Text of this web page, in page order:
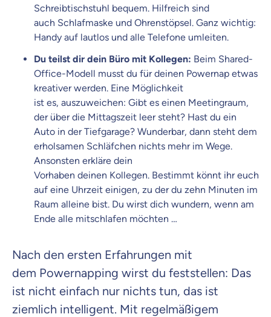
Schreibtischstuhl bequem. Hilfreich sind
auch Schlafmaske und Ohrenstöpsel. Ganz wichtig:
Handy auf lautlos und alle Telefone umleiten.
Du teilst dir dein Büro mit Kollegen: Beim Shared-
Office-Modell musst du für deinen Powernap etwas
kreativer werden. Eine Möglichkeit
ist es, auszuweichen: Gibt es einen Meetingraum,
der über die Mittagszeit leer steht? Hast du ein
Auto in der Tiefgarage? Wunderbar, dann steht dem
erholsamen Schläfchen nichts mehr im Wege.
Ansonsten erkläre dein
Vorhaben deinen Kollegen. Bestimmt könnt ihr euch
auf eine Uhrzeit einigen, zu der du zehn Minuten im
Raum alleine bist. Du wirst dich wundern, wenn am
Ende alle mitschlafen möchten …
Nach den ersten Erfahrungen mit
dem Powernapping wirst du feststellen: Das
ist nicht einfach nur nichts tun, das ist
ziemlich intelligent. Mit regelmäßigem